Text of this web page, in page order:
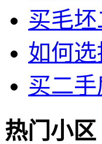
买毛
如何选
买二
热门小区